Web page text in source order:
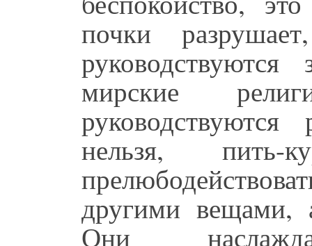
почки
мирские
нельзя,
другими вещами,
Они